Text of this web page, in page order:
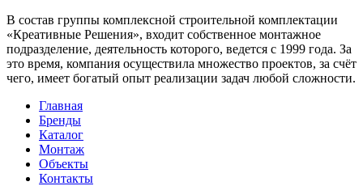
В состав группы комплексной строительной комплектации
«Креативные Решения», входит собственное монтажное
подразделение, деятельность которого, ведется с 1999 года. За
это время, компания осуществила множество проектов, за счёт
чего, имеет богатый опыт реализации задач любой сложности.
Главная
Бренды
Каталог
Монтаж
Объекты
Контакты